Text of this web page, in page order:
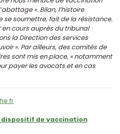
». Bilan, l’histoire
se soumettre, fait de la résistance.
en cours auprès du tribunal
la Direction des services
». Par ailleurs, des comités de
sont mis en place, « notamment
payer les avocats et en cas
dispositif de vaccination